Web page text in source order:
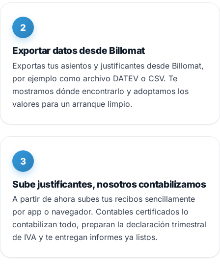
2
Exportar datos desde Billomat
Exportas tus asientos y justificantes desde Billomat,
por ejemplo como archivo DATEV o CSV. Te
mostramos dónde encontrarlo y adoptamos los
valores para un arranque limpio.
3
Sube justificantes, nosotros contabilizamos
A partir de ahora subes tus recibos sencillamente
por app o navegador. Contables certificados lo
contabilizan todo, preparan la declaración trimestral
de IVA y te entregan informes ya listos.